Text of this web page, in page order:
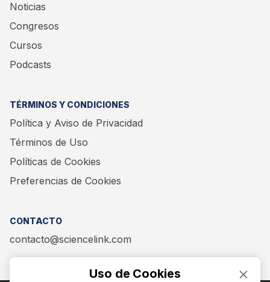
Noticias
Congresos
Cursos
Podcasts
TÉRMINOS Y CONDICIONES
Política y Aviso de Privacidad
Términos de Uso
Políticas de Cookies
Preferencias de Cookies
CONTACTO
contacto@sciencelink.com
Uso de Cookies